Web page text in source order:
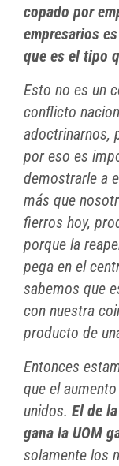
copado por
empresarios
que es el tipo
Esto no es un
conflicto
adoctrinarnos,
por eso es
demostrarle a
más que
fierros hoy,
porque la
pega en el
sabemos que
con nuestra
producto de
Entonces
que el
unidos. El de
gana la UOM
solamente los